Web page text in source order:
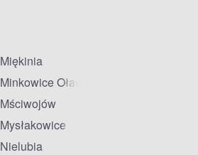
Miękinia
Minkowice Oławskie
Mściwojów
Mysłakowice
Nielubia